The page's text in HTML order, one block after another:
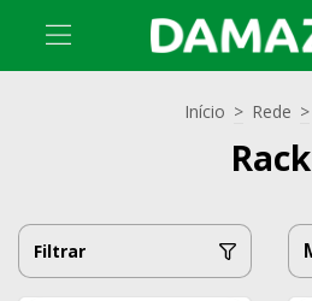
Início > Rede >
Rack
Filtrar